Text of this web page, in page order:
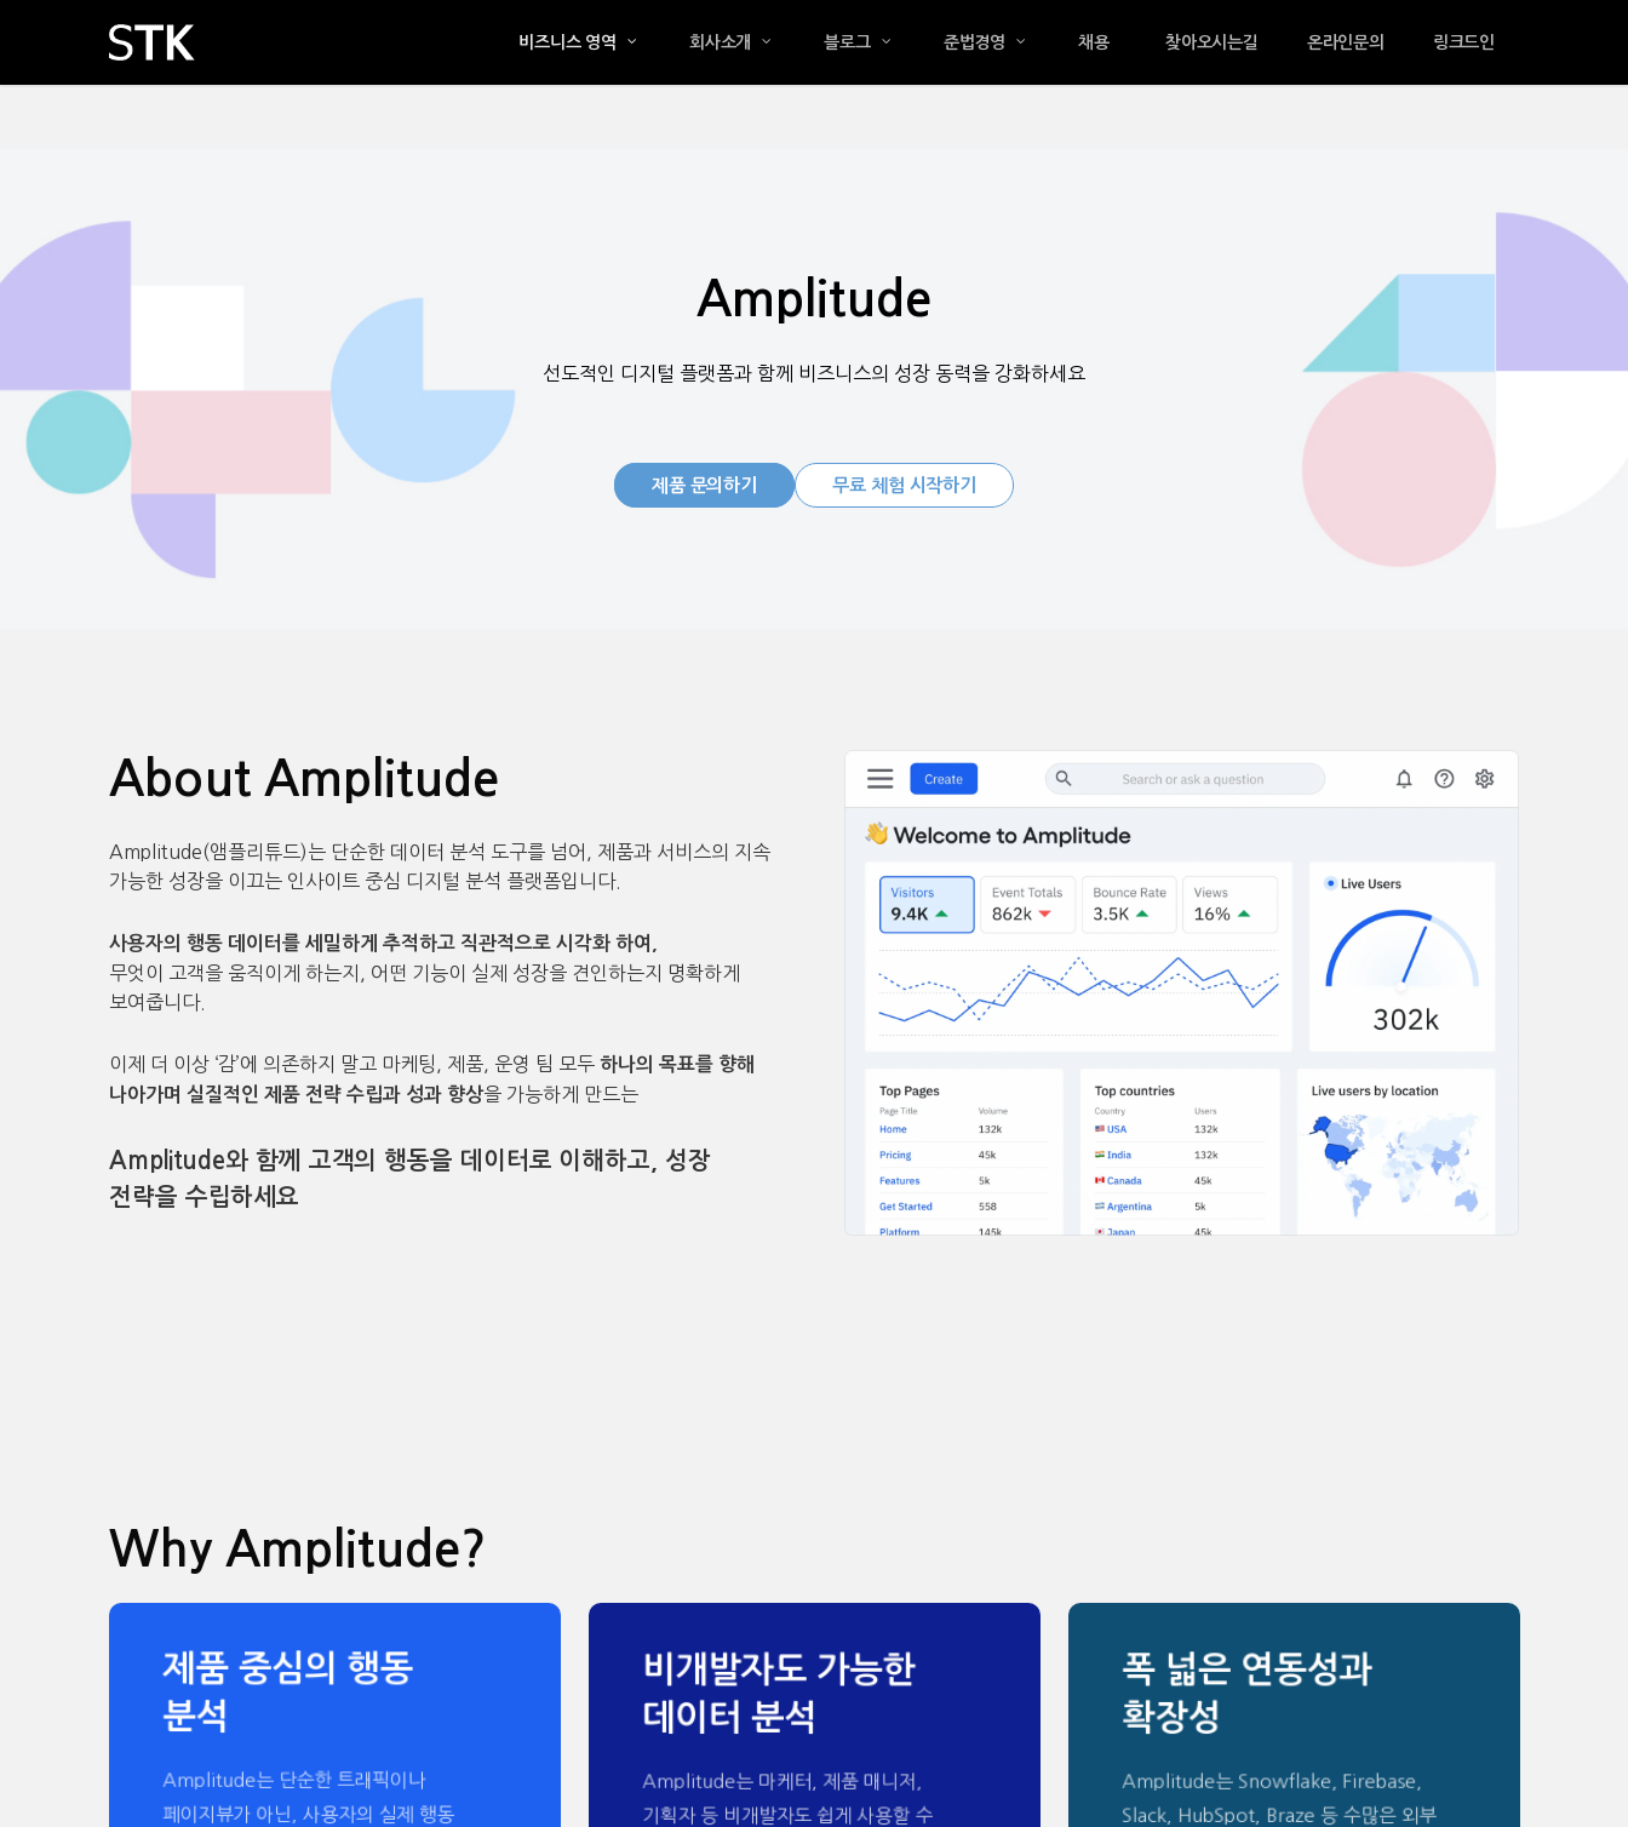
비즈니스 영역 회사소개 블로그 준법경영 채용 찾아오시는길 온라인문의 링크드인
Amplitude
선도적인 디지털 플랫폼과 함께 비즈니스의 성장 동력을 강화하세요
제품 문의하기 무료 체험 시작하기
About Amplitude
Amplitude(앰플리튜드)는 단순한 데이터 분석 도구를 넘어, 제품과 서비스의 지속
가능한 성장을 이끄는 인사이트 중심 디지털 분석 플랫폼입니다.
사용자의 행동 데이터를 세밀하게 추적하고 직관적으로 시각화 하여,
무엇이 고객을 움직이게 하는지, 어떤 기능이 실제 성장을 견인하는지 명확하게
보여줍니다.
이제 더 이상 ‘감’에 의존하지 말고 마케팅, 제품, 운영 팀 모두 하나의 목표를 향해
나아가며 실질적인 제품 전략 수립과 성과 향상을 가능하게 만드는
Amplitude와 함께 고객의 행동을 데이터로 이해하고
성장
전략을 수립하세요
Why Amplitude?
제품 중심의 행동
분석
Amplitude는 단순한 트래픽이나
페이지뷰가 아닌, 사용자의 실제 행동
비개발자도 가능한
데이터 분석
Amplitude는 마케터, 제품 매니저,
기획자 등 비개발자도 쉽게 사용할 수
폭 넓은 연동성과
확장성
Amplitude는 Snowflake, Firebase,
Slack, HubSpot, Braze 등 수많은 외부